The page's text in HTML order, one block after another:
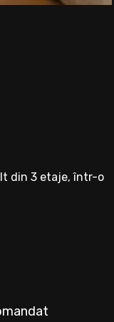
din 3 etaje, într-o